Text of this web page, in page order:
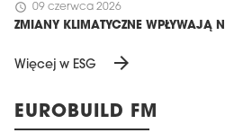
schedule 09 czerwca 2026
ZMIANY KLIMATYCZNE WPŁYWAJĄ
Więcej w ESG arrow_forward
EUROBUILD FM